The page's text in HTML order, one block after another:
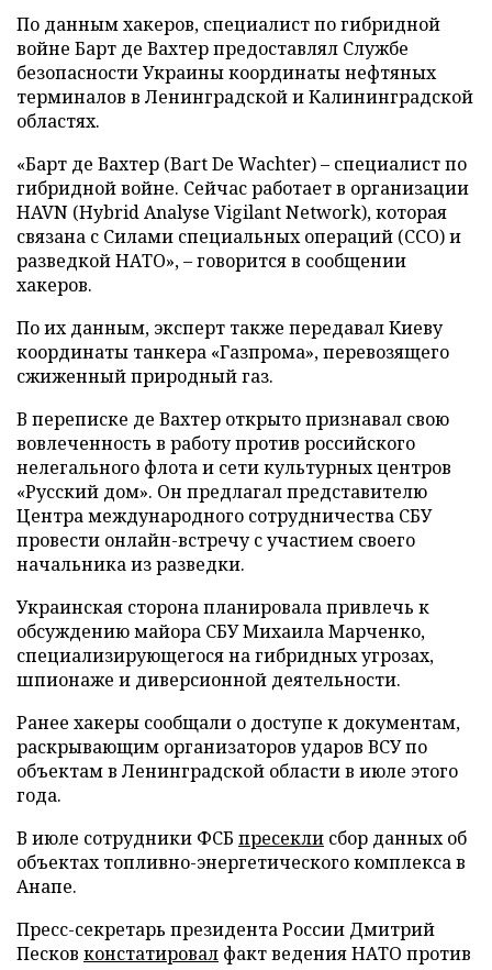
По данным хакеров, специалист по гибридной
войне Барт де Вахтер предоставлял Службе
безопасности Украины координаты нефтяных
терминалов в Ленинградской и Калининградской
областях.
«Барт де Вахтер (Bart De Wachter) – специалист по
гибридной войне. Сейчас работает в организации
HAVN (Hybrid Analyse Vigilant Network), которая
связана с Силами специальных операций (ССО) и
разведкой НАТО», – говорится в сообщении
хакеров.
По их данным, эксперт также передавал Киеву
координаты танкера «Газпрома», перевозящего
сжиженный природный газ.
В переписке де Вахтер открыто признавал свою
вовлеченность в работу против российского
нелегального флота и сети культурных центров
«Русский дом». Он предлагал представителю
Центра международного сотрудничества СБУ
провести онлайн-встречу с участием своего
начальника из разведки.
Украинская сторона планировала привлечь к
обсуждению майора СБУ Михаила Марченко,
специализирующегося на гибридных угрозах,
шпионаже и диверсионной деятельности.
Ранее хакеры сообщали о доступе к документам,
раскрывающим организаторов ударов ВСУ по
объектам в Ленинградской области в июле этого
года.
В июле сотрудники ФСБ пресекли сбор данных об
объектах топливно-энергетического комплекса в
Анапе.
Пресс-секретарь президента России Дмитрий
Песков констатировал факт ведения НАТО против